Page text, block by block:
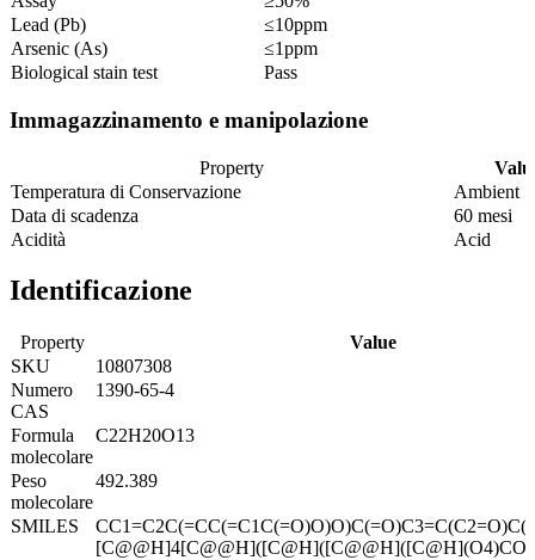
Lead (Pb)
≤10ppm
Arsenic (As)
≤1ppm
Biological stain test
Pass
Immagazzinamento e manipolazione
Property
Temperatura di Conservazione
Ambient
Data di scadenza
60 mesi
Acidità
Acid
Identificazione
Property
Value
SKU
10807308
Numero
CAS
1390-65-4
Formula
molecolare
C22H20O13
Peso
molecolare
492.389
SMILES